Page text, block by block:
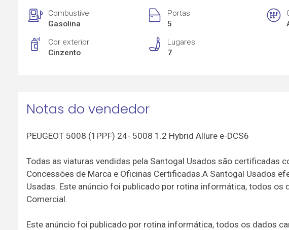
Combustível
Gasolina
Portas
5
Cor exterior
Cinzento
Lugares
7
Notas do vendedor
PEUGEOT 5008 (1PPF) 24- 5008 1.2 Hybrid Allure e-DCS6
Todas as viaturas vendidas pela Santogal Usados são certificadas
Concessões de Marca e Oficinas Certificadas.A Santogal Usados
Usadas. Este anúncio foi publicado por rotina informática, todos
Comercial.
Este anúncio foi publicado por rotina informática, todos os dados